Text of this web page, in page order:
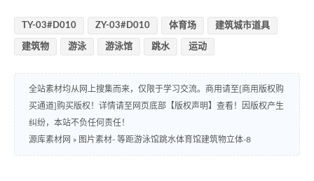
TY-03#D010 ZY-03#D010 体育场 建筑城市道具
建筑物 游泳 游泳馆 跳水 运动
全站素材均从网上搜集而来，仅限于学习交流。商用请至[商用版权购
买通道]购买版权！详情请至网页底部【版权声明】查看！因版权产生
纠纷，本站不负任何责任！
源库素材网 » 图片素材- 等距游泳馆跳水体育馆建筑物立体-8